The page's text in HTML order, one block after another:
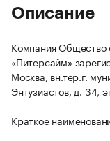
Описание
Компания Общество
«Питерсайм»
Москва, вн.тер.г.
Энтузиастов, д. 34,
Краткое